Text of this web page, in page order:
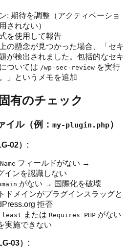
: 期待を調整（アクティベーショ
されない）
を使用して報告
の懸念が見つかった場合、「セキ
が検出されました。包括的なセキ
ついては /wp-sec-review を実行
」というメモを追加
有のチェック
イル（例： my-plugin.php）
02）:
フィールドがない →
インを認識しない
がない → 国際化を破壊
ドメインがプラグインスラッグと
拒否
least または Requires PHP がない
実施できない
03）: